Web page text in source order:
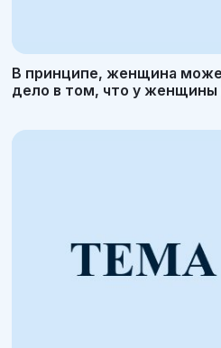
В принципе, женщина
дело в том, что у женщины